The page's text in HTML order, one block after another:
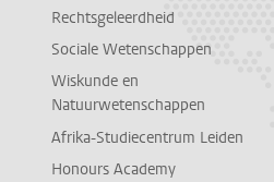
Rechtsgeleerdheid
Sociale Wetenschappen
Wiskunde en
Natuurwetenschappen
Afrika-Studiecentrum Leiden
Honours Academy